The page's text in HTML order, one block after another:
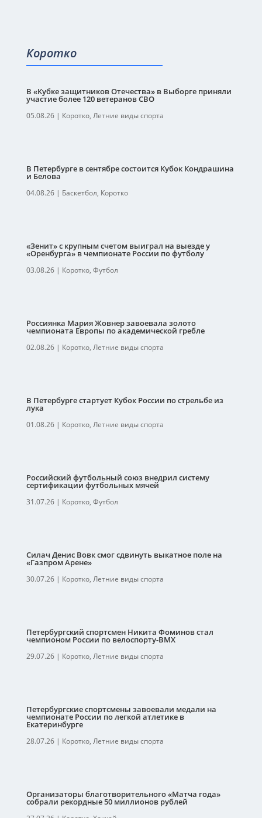
Коротко
В «Кубке защитников Отечества» в Выборге приняли
участие более 120 ветеранов СВО
05.08.26| Коротко, Летние виды спорта
В Петербурге в сентябре состоится Кубок Кондрашина
и Белова
04.08.26| Баскетбол, Коротко
«Зенит» с крупным счетом выиграл на выезде у
«Оренбурга» в чемпионате России по футболу
03.08.26| Коротко, Футбол
Россиянка Мария Жовнер завоевала золото
чемпионата Европы по академической гребле
02.08.26| Коротко, Летние виды спорта
В Петербурге стартует Кубок России по стрельбе из
лука
01.08.26| Коротко, Летние виды спорта
Российский футбольный союз внедрил систему
сертификации футбольных мячей
31.07.26| Коротко, Футбол
Силач Денис Вовк смог сдвинуть выкатное поле на
«Газпром Арене»
30.07.26| Коротко, Летние виды спорта
Петербургский спортсмен Никита Фоминов стал
чемпионом России по велоспорту-ВМХ
29.07.26| Коротко, Летние виды спорта
Петербургские спортсмены завоевали медали на
чемпионате России по легкой атлетике в
Екатеринбурге
28.07.26| Коротко, Летние виды спорта
Организаторы благотворительного «Матча года»
собрали рекордные 50 миллионов рублей